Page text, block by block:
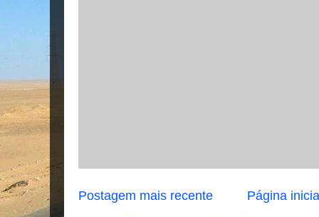
Postagem mais recente Página